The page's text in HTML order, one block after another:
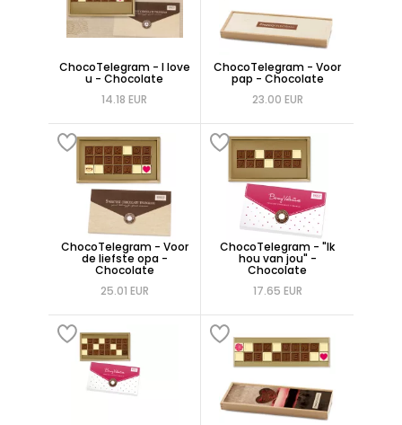
ChocoTelegram - I love
u - Chocolate
14.18 EUR
ChocoTelegram - Voor
pap - Chocolate
23.00 EUR
ChocoTelegram - Voor
de liefste opa -
Chocolate
25.01 EUR
ChocoTelegram - "Ik
hou van jou" -
Chocolate
17.65 EUR